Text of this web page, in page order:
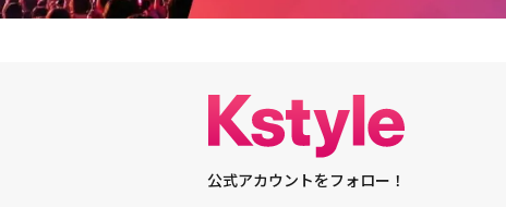
公式アカウントをフォロー！